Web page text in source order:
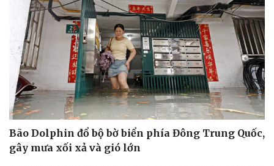
Bão Dolphin đổ bộ bờ biển phía Đông Trung Quốc,
gây mưa xối xả và gió lớn